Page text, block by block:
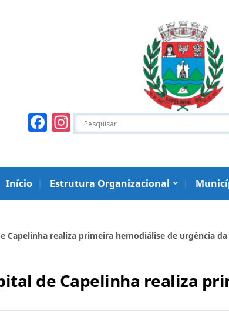
Facebook
Instagram
Início Estrutura Organizacional
Capelinha realiza primeira hemodiálise de urgência
de Capelinha realiza